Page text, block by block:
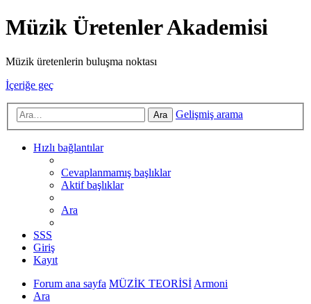
Müzik Üretenler Akademisi
Müzik üretenlerin buluşma noktası
İçeriğe geç
Ara Gelişmiş arama
Hızlı bağlantılar
Cevaplanmamış başlıklar
Aktif başlıklar
Ara
SSS
Giriş
Kayıt
Forum ana sayfa MÜZİK TEORİSİArmoni
Ara